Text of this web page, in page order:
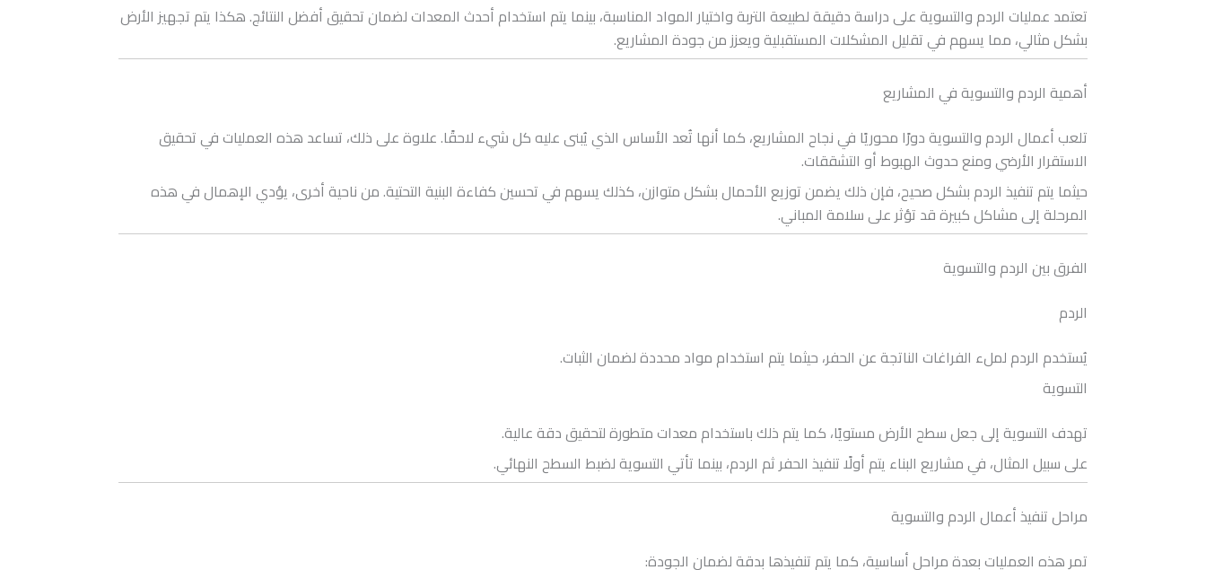
تعتمد عمليات الردم والتسوية على دراسة دقيقة لطبيعة التربة واختيار المواد المناسبة، بينما يتم استخدام أحدث المعدات لضمان تحقيق أفضل النتائج. هكذا يتم تجهيز الأرض
بشكل مثالي، مما يسهم في تقليل المشكلات المستقبلية ويعزز من جودة المشاريع.
أهمية الردم والتسوية في المشاريع
تلعب أعمال الردم والتسوية دورًا محوريًا في نجاح المشاريع، كما أنها تُعد الأساس الذي يُبنى عليه كل شيء لاحقًا. علاوة على ذلك، تساعد هذه العمليات في تحقيق
الاستقرار الأرضي ومنع حدوث الهبوط أو التشققات.
حيثما يتم تنفيذ الردم بشكل صحيح، فإن ذلك يضمن توزيع الأحمال بشكل متوازن، كذلك يسهم في تحسين كفاءة البنية التحتية. من ناحية أخرى، يؤدي الإهمال في هذه
المرحلة إلى مشاكل كبيرة قد تؤثر على سلامة المباني.
الفرق بين الردم والتسوية
الردم
يُستخدم الردم لملء الفراغات الناتجة عن الحفر، حيثما يتم استخدام مواد محددة لضمان الثبات.
التسوية
تهدف التسوية إلى جعل سطح الأرض مستويًا، كما يتم ذلك باستخدام معدات متطورة لتحقيق دقة عالية.
على سبيل المثال، في مشاريع البناء يتم أولًا تنفيذ الحفر ثم الردم، بينما تأتي التسوية لضبط السطح النهائي.
مراحل تنفيذ أعمال الردم والتسوية
تمر هذه العمليات بعدة مراحل أساسية، كما يتم تنفيذها بدقة لضمان الجودة: